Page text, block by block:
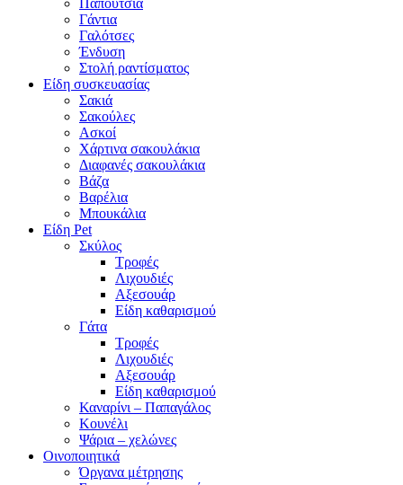
Γάντια
Γαλότσες
Ένδυση
Στολή ραντίσματος
Είδη συσκευασίας
Σακιά
Σακούλες
Ασκοί
Χάρτινα σακουλάκια
Διαφανές σακουλάκια
Βάζα
Βαρέλια
Μπουκάλια
Είδη Pet
Σκύλος
Τροφές
Λιχουδιές
Αξεσουάρ
Είδη καθαρισμού
Γάτα
Τροφές
Λιχουδιές
Αξεσουάρ
Είδη καθαρισμού
Καναρίνι – Παπαγάλος
Κουνέλι
Ψάρια – χελώνες
Οινοποιητικά
Όργανα μέτρησης